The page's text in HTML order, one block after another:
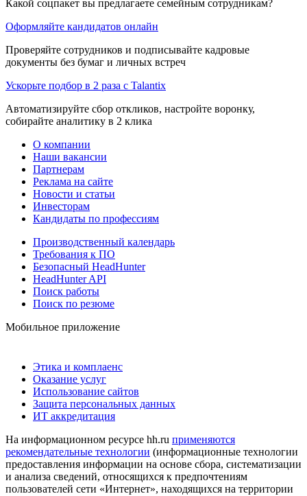
Какой соцпакет вы предлагаете семейным сотрудникам?
Оформляйте кандидатов онлайн
Проверяйте сотрудников и подписывайте кадровые
документы без бумаг и личных встреч
Ускорьте подбор в 2 раза с Talantix
Автоматизируйте сбор откликов, настройте воронку,
собирайте аналитику в 2 клика
О компании
Наши вакансии
Партнерам
Реклама на сайте
Новости и статьи
Инвесторам
Кандидаты по профессиям
Производственный календарь
Требования к ПО
Безопасный HeadHunter
HeadHunter API
Поиск работы
Поиск по резюме
Мобильное приложение
Этика и комплаенс
Оказание услуг
Использование сайтов
Защита персональных данных
ИТ аккредитация
На информационном ресурсе hh.ru применяются
рекомендательные технологии (информационные технологии
предоставления информации на основе сбора, систематизации
и анализа сведений, относящихся к предпочтениям
пользователей сети «Интернет», находящихся на территории